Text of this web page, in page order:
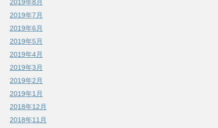
2019年8月
2019年7月
2019年6月
2019年5月
2019年4月
2019年3月
2019年2月
2019年1月
2018年12月
2018年11月